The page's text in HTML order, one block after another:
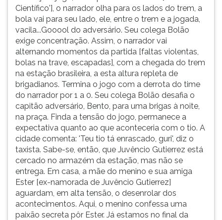
Científico'], o narrador olha para os lados do trem, a
bola vai para seu lado, ele, entre o trem e a jogada,
vacila...Gooool do adversário. Seu colega Bolão
exige concentração. Assim, o narrador vai
alternando momentos da partida [faltas violentas,
bolas na trave, escapadas], com a chegada do trem
na estação brasileira, a esta altura repleta de
brigadianos. Termina o jogo com a derrota do time
do narrador por 1 a 0. Seu colega Bolão desafia o
capitão adversário, Bento, para uma brigas à noite,
na praça. Finda a tensão do jogo, permanece a
expectativa quanto ao que aconteceria com o tio. A
cidade comenta: 'Teu tio tá enrascado, guri', diz o
taxista. Sabe-se, então, que Juvêncio Gutierrez está
cercado no armazém da estação, mas não se
entrega. Em casa, a mãe do menino e sua amiga
Ester [ex-namorada de Juvêncio Gutierrez]
aguardam, em alta tensão, o desenrolar dos
acontecimentos. Aqui, o menino confessa uma
paixão secreta pôr Ester. Já estamos no final da